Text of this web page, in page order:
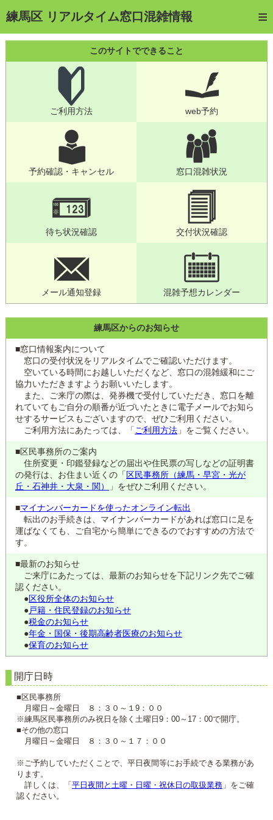
練馬区 リアルタイム窓口混雑情報
トップページ
ご利用方法
web予約
予約確認・キャンセル
窓口混雑状況
待ち状況確認
交付状況確認
混雑予想カレンダー
このサイトでできること
ご利用方法 web予約
予約確認・キャンセル 窓口混雑状況
待ち状況確認 交付状況確認
メール通知登録 混雑予想カレンダー
練馬区からのお知らせ
■窓口情報案内について
窓口の受付状況をリアルタイムでご確認いただけます。
空いている時間にお越しいただくなど、窓口の混雑緩和にご
協力いただきますようお願いいたします。
また、ご来庁の際は、発券機で受付していただき、窓口を離
れていてもご自分の順番が近づいたときに電子メールでお知ら
せするサービスもございますので、ぜひご利用ください。
ご利用方法にあたっては、「 ご利用方法 」をご覧ください。
■区民事務所のご案内
住所変更・印鑑登録などの届出や住民票の写しなどの証明書
の発行は、お住まい近くの「 区民事務所（練馬・早宮・光が
丘・石神井・大泉・関）
」をぜひご利用ください。
■マイナンバーカードを使ったオンライン転出
転出のお手続きは、マイナンバーカードがあれば窓口に足を
運ばなくても、ご自宅から簡単にできるのでおすすめの方法で
す。
■最新のお知らせ
ご来庁にあたっては、最新のお知らせを下記リンク先でご確
認ください。
●区役所全体のお知らせ
●戸籍・住民登録のお知らせ
●税金のお知らせ
●年金・国保・後期高齢者医療のお知らせ
●保育のお知らせ
開庁日時
■区民事務所
月曜日～金曜日 ８：３０～１9：００
※練馬区民事務所のみ祝日を除く土曜日9：00～17：00で開庁。
■その他の窓口
月曜日～金曜日 ８：３０～１７：００
※ご予約していただくことで、平日夜間等にお手続できる業務があ
ります。
詳しくは、「 平日夜間と土曜・日曜・祝休日の取扱業務」をご確
認ください。